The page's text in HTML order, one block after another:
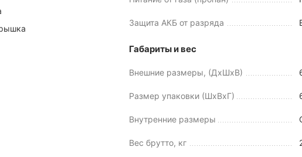
Защита АКБ от разряда
Габариты и вес
Внешние размеры, (ДхШхВ)
Размер упаковки (ШхВхГ)
Внутренние размеры
Вес брутто, кг